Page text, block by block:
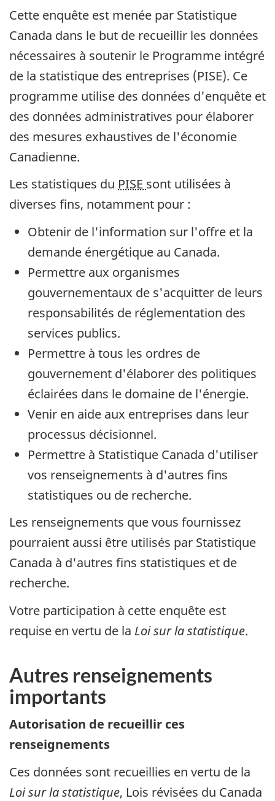
Cette enquête est menée par Statistique
Canada dans le but de recueillir les données
nécessaires à soutenir le Programme intégré
de la statistique des entreprises (PISE). Ce
programme utilise des données d'enquête et
des données administratives pour élaborer
des mesures exhaustives de l'économie
Canadienne.
Les statistiques du PISE sont utilisées à
diverses fins, notamment pour :
Obtenir de l'information sur l'offre et la
demande énergétique au Canada.
Permettre aux organismes
gouvernementaux de s'acquitter de leurs
responsabilités de réglementation des
services publics.
Permettre à tous les ordres de
gouvernement d'élaborer des politiques
éclairées dans le domaine de l'énergie.
Venir en aide aux entreprises dans leur
processus décisionnel.
Permettre à Statistique Canada d'utiliser
vos renseignements à d'autres fins
statistiques ou de recherche.
Les renseignements que vous fournissez
pourraient aussi être utilisés par Statistique
Canada à d'autres fins statistiques et de
recherche.
Votre participation à cette enquête est
requise en vertu de la Loi sur la statistique.
Autres renseignements
importants
Autorisation de recueillir ces
renseignements
Ces données sont recueillies en vertu de la
Loi sur la statistique, Lois révisées du Canada